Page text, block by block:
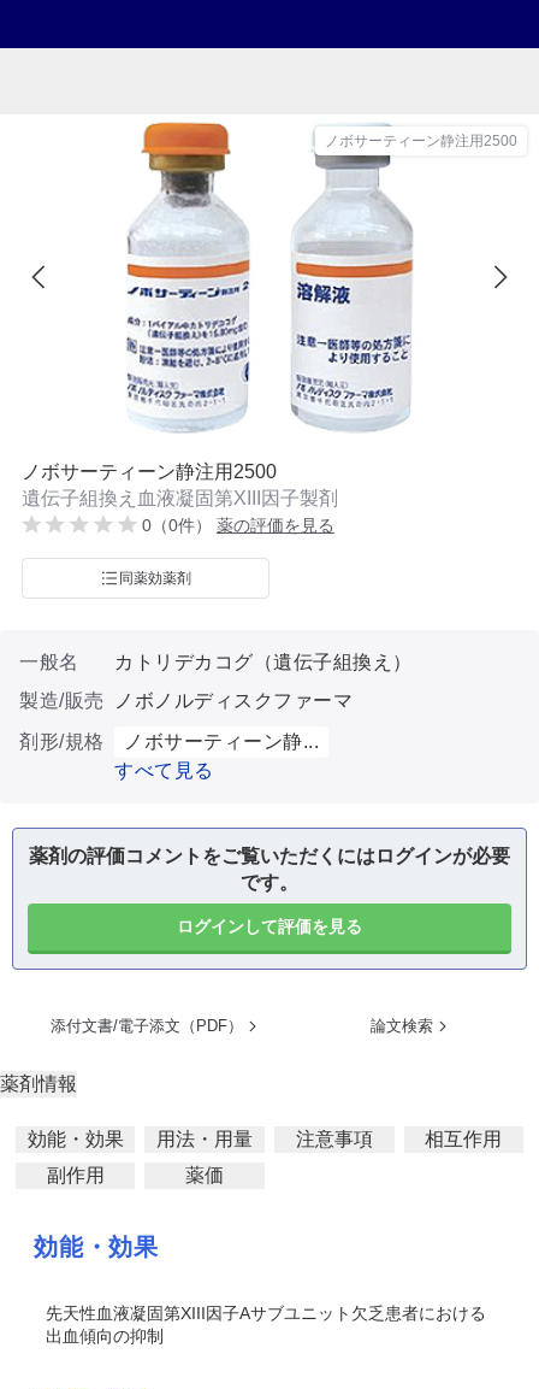
ノボサーティーン静注用2500
ノボサーティーン静注用2500
遺伝子組換え血液凝固第XIII因子製剤
0（0件） 薬の評価を見る
同薬効薬剤
一般名
カトリデカコグ（遺伝子組換え）
製造/販売
ノボノルディスクファーマ
剤形/規格
ノボサーティーン静...
すべて見る
薬剤の評価コメントをご覧いただくにはログインが必要
です。
ログインして評価を見る
添付文書/電子添文（PDF） 論文検索
薬剤情報
効能・効果 用法・用量 注意事項
相互作用
副作用
薬価
効能・効果
先天性血液凝固第XIII因子Aサブユニット欠乏患者における
出血傾向の抑制